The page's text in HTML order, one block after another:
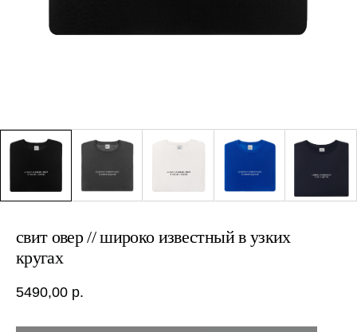
свит овер // широко известный в узких
кругах
5490,00 р.